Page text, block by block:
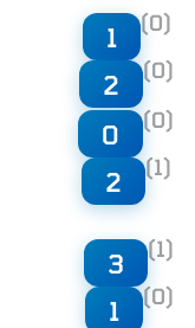
1 (0)
2 (0)
0 (0)
2 (1)
3 (1)
1 (0)